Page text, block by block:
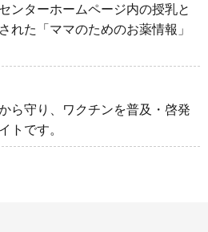
ンターホームページ内の授乳と
れた「ママのためのお薬情報」
ら守り、ワクチンを普及・啓発
トです。